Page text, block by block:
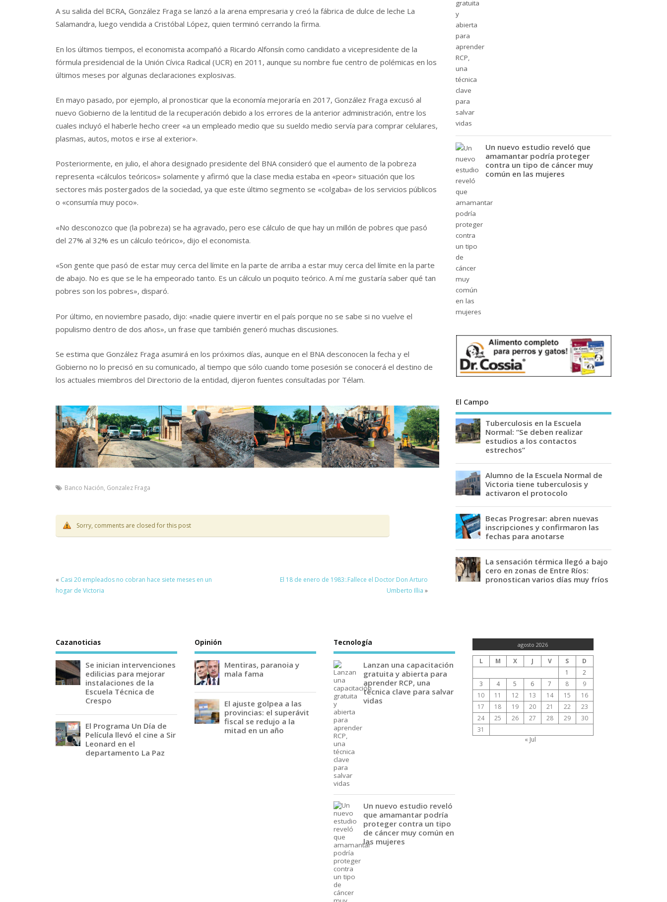
A su salida del BCRA, González Fraga se lanzó a la arena empresaria y creó la fábrica de dulce de leche La
Salamandra, luego vendida a Cristóbal López, quien terminó cerrando la firma.
En los últimos tiempos, el economista acompañó a Ricardo Alfonsín como candidato a vicepresidente de la
fórmula presidencial de la Unión Cívica Radical (UCR) en 2011, aunque su nombre fue centro de polémicas en los
últimos meses por algunas declaraciones explosivas.
En mayo pasado, por ejemplo, al pronosticar que la economía mejoraría en 2017, González Fraga excusó al
nuevo Gobierno de la lentitud de la recuperación debido a los errores de la anterior administración, entre los
cuales incluyó el haberle hecho creer «a un empleado medio que su sueldo medio servía para comprar celulares,
plasmas, autos, motos e irse al exterior».
Posteriormente, en julio, el ahora designado presidente del BNA consideró que el aumento de la pobreza
representa «cálculos teóricos» solamente y afirmó que la clase media estaba en «peor» situación que los
sectores más postergados de la sociedad, ya que este último segmento se «colgaba» de los servicios públicos
o «consumía muy poco».
«No desconozco que (la pobreza) se ha agravado, pero ese cálculo de que hay un millón de pobres que pasó
del 27% al 32% es un cálculo teórico», dijo el economista.
«Son gente que pasó de estar muy cerca del límite en la parte de arriba a estar muy cerca del límite en la parte
de abajo. No es que se le ha empeorado tanto. Es un cálculo un poquito teórico. A mí me gustaría saber qué tan
pobres son los pobres», disparó.
Por último, en noviembre pasado, dijo: «nadie quiere invertir en el país porque no se sabe si no vuelve el
populismo dentro de dos años», un frase que también generó muchas discusiones.
Se estima que González Fraga asumirá en los próximos días, aunque en el BNA desconocen la fecha y el
Gobierno no lo precisó en su comunicado, al tiempo que sólo cuando tome posesión se conocerá el destino de
los actuales miembros del Directorio de la entidad, dijeron fuentes consultadas por Télam.
Banco Nación, Gonzalez Fraga
Sorry, comments are closed for this post
« Casi 20 empleados no cobran hace siete meses en un
hogar de Victoria
El 18 de enero de 1983:.Fallece el Doctor Don Arturo
Umberto Illia »
Un nuevo estudio reveló que
amamantar podría proteger
contra un tipo de cáncer muy
común en las mujeres
El Campo
Tuberculosis en la Escuela
Normal: “Se deben realizar
estudios a los contactos
estrechos”
Alumno de la Escuela Normal de
Victoria tiene tuberculosis y
activaron el protocolo
Becas Progresar: abren nuevas
inscripciones y confirmaron las
fechas para anotarse
La sensación térmica llegó a bajo
cero en zonas de Entre Ríos:
pronostican varios días muy fríos
Cazanoticias
Se inician intervenciones
edilicias para mejorar
instalaciones de la
Escuela Técnica de
Crespo
El Programa Un Día de
Película llevó el cine a Sir
Leonard en el
departamento La Paz
Opinión
Mentiras, paranoia y
mala fama
El ajuste golpea a las
provincias: el superávit
fiscal se redujo a la
mitad en un año
Tecnología
Lanzan una capacitación
gratuita y abierta para
aprender RCP, una
técnica clave para salvar
vidas
Un nuevo estudio reveló
que amamantar podría
proteger contra un tipo
de cáncer muy común en
las mujeres
agosto 2026
L M X J V S
D
1
2
3
4 5 6 7 8
9
10
11 12 13 14 15
16
17
18 19 20 21 22
23
24
25 26 27 28 29
30
31
« Jul